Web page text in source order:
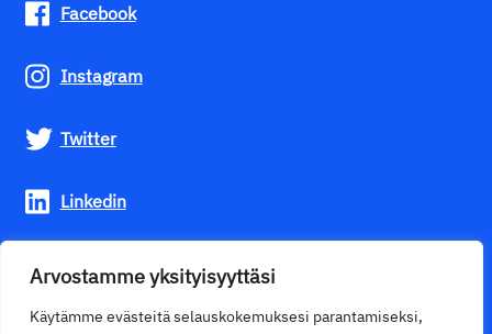
Arvostamme yksityisyyttäsi
Käytämme evästeitä selauskokemuksesi parantamiseksi,
Facebook
Instagram
Twitter
Linkedin